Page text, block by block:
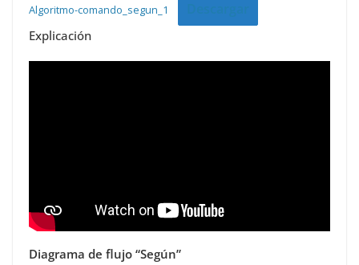
Algoritmo-comando_segun_1
Explicación
Diagrama de flujo “Según”